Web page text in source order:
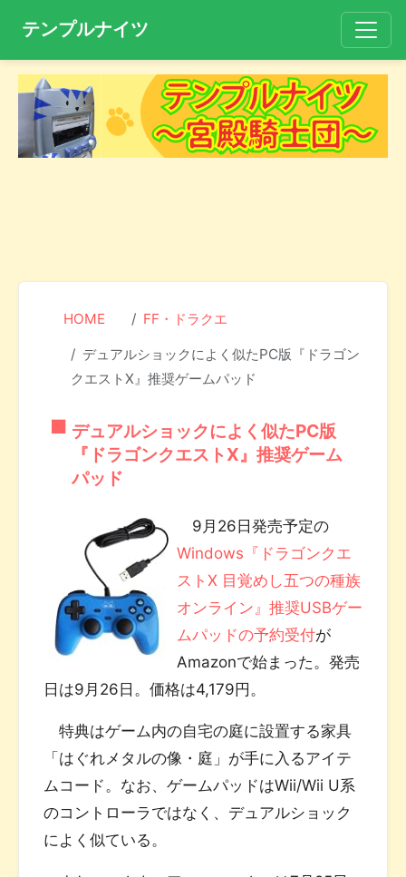
テンプルナイツ
HOME FF・ドラクエ
デュアルショックによく似たPC版『ドラゴン
クエストX』推奨ゲームパッド
デュアルショックによく似たPC版
『ドラゴンクエストX』推奨ゲーム
パッド
9月26日発売予定の
Windows『ドラゴンクエ
ストX 目覚めし五つの種族
オンライン』推奨USBゲー
ムパッドの予約受付が
Amazonで始まった。発売
日は9月26日。価格は4,179円。
特典はゲーム内の自宅の庭に設置する家具
「はぐれメタルの像・庭」が手に入るアイテ
ムコード。なお、ゲームパッドはWii/Wii U系
のコントローラではなく、デュアルショック
によく似ている。